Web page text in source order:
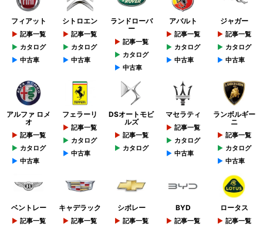
フィアット
記事一覧
カタログ
中古車
シトロエン
記事一覧
カタログ
中古車
ランドローバ
ー
記事一覧
カタログ
中古車
アバルト
記事一覧
カタログ
中古車
ジャガー
記事一覧
カタログ
中古車
アルファ ロメ
オ
記事一覧
カタログ
中古車
フェラーリ
記事一覧
カタログ
中古車
DSオートモビ
ルズ
記事一覧
カタログ
マセラティ
記事一覧
カタログ
中古車
ランボルギー
ニ
記事一覧
カタログ
中古車
ベントレー
記事一覧
キャデラック
記事一覧
シボレー
記事一覧
BYD
記事一覧
ロータス
記事一覧